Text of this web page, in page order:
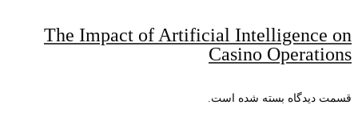
The Impact of Artificial
Casino
بسته شده است.